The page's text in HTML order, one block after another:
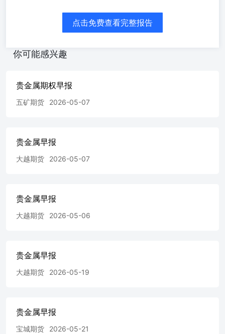
-0.56 13.00 0.00 0.29 15.05 变化 9814.50 69.36 977.00 976.00
34.40 3071.60 最新 LME铜 WTI原油 伦敦钯 伦敦铂 伦敦银
库存 黄金ETF持仓 白银ETF持仓 上金所白银库存 上金所黄
化 - -0.15 2.29 28.30 0.00 1.00 0.00 贵金属比价 升贴水、库
存、ETF持仓变化 免责声明: 以上图表数据来源：彭博、永
正，研究方法专业审慎，分析结论合理，但公司对信息来源
建议不会发生任何变化。且全部分析及建议内容仅供参考，
公司不承担任何责任。未经公司授权，不得随意转载、复
制、传播本网站中所有研究分析报告、行情分析视频等全部
或部分材料、内容。对可能因互联网软硬件设备故障或失
点击免费查看完整报告
你可能感兴趣
贵金属期权早报
五矿期货 2026-05-07
贵金属早报
大越期货 2026-05-07
贵金属早报
大越期货 2026-05-06
贵金属早报
大越期货 2026-05-19
贵金属早报
宝城期货 2026-05-21